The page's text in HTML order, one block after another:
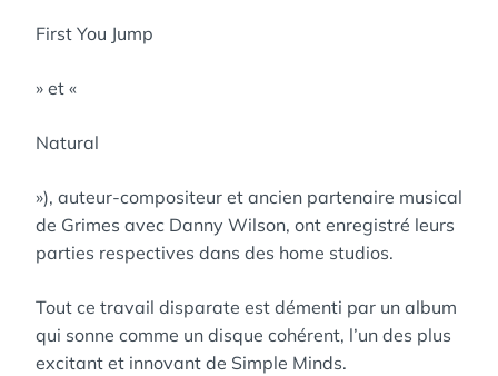
First You Jump
» et «
Natural
»), auteur-compositeur et ancien partenaire musical
de Grimes avec Danny Wilson, ont enregistré leurs
parties respectives dans des home studios.
Tout ce travail disparate est démenti par un album
qui sonne comme un disque cohérent, l’un des plus
excitant et innovant de Simple Minds.